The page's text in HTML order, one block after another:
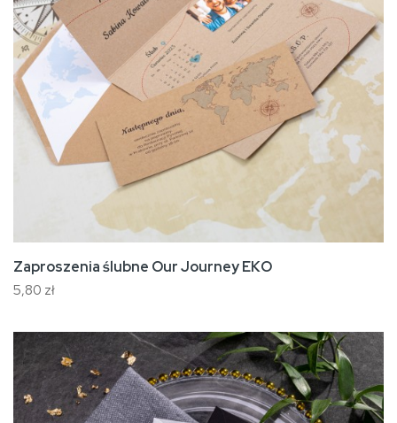
Zaproszenia ślubne Our Journey EKO
5,80 zł